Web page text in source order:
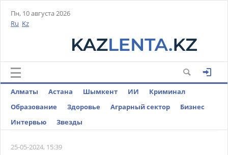
Пн, 10 августа 2026
Ru Kz
Алматы Астана Шымкент ИИ
Криминал
Образование
Здоровье Аграрный сектор
Бизнес
Интервью
Звезды
25-05-2024, 15:39